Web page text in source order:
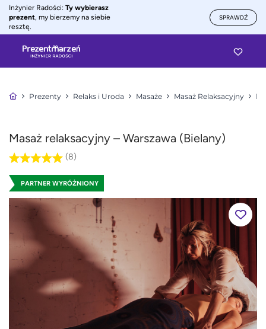
Inżynier Radości: Ty wybierasz
prezent, my bierzemy na siebie
resztę.
SPRAWDŹ
Prezenty Relaks i Uroda Masaże Masaż Relaksacyjny
Masaż relaksacyjny – Warszawa (Bielany)
(8)
PARTNER WYRÓŻNIONY